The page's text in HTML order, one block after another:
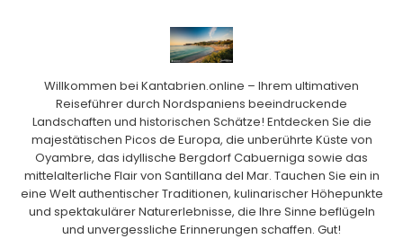
Willkommen bei Kantabrien.online – Ihrem ultimativen
Reiseführer durch Nordspaniens beeindruckende
Landschaften und historischen Schätze! Entdecken Sie die
majestätischen Picos de Europa, die unberührte Küste von
Oyambre, das idyllische Bergdorf Cabuerniga sowie das
mittelalterliche Flair von Santillana del Mar. Tauchen Sie ein in
eine Welt authentischer Traditionen, kulinarischer Höhepunkte
und spektakulärer Naturerlebnisse, die Ihre Sinne beflügeln
und unvergessliche Erinnerungen schaffen. Gut!